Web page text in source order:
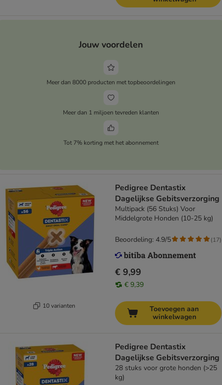
Jouw voordelen
Meer dan 8000 producten met topbeoordelingen
Meer dan 1 miljoen tevreden klanten
Tot 7% korting met het abonnement
10 varianten
Pedigree Dentastix
Dagelijkse Gebitsverzorging
Multipack (56 Stuks) Voor
Middelgrote Honden (10-25 kg)
€ 9,99
€ 9,39
Beoordeling: 4.9/5 (17)
Toevoegen aan
winkelwagen
Pedigree Dentastix
Dagelijkse Gebitsverzorging
28 stuks voor grote honden (>25
kg)